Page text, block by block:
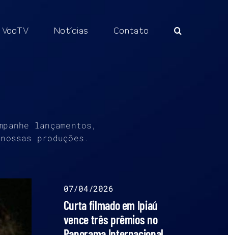
VooTV Notícias Contato
lançamentos,
produções.
07/04/2026
Curta filmado em Ipiaú
vence três prêmios no